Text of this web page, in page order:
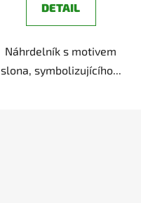
DETAIL
Náhrdelník s motivem
slona, symbolizujícího...